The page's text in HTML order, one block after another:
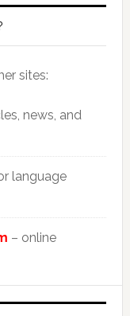
sites:
news, and
language
– online